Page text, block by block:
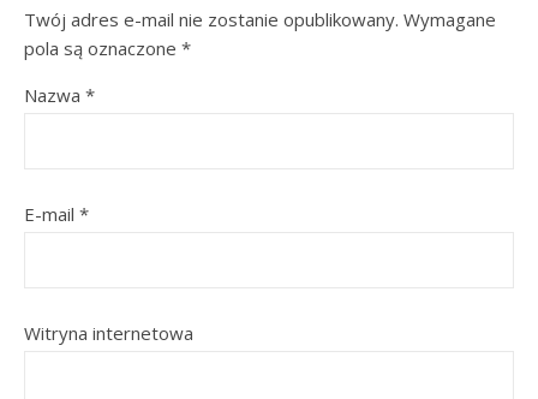
Twój adres e-mail nie zostanie opublikowany. Wymagane
pola są oznaczone *
Nazwa *
E-mail *
Witryna internetowa